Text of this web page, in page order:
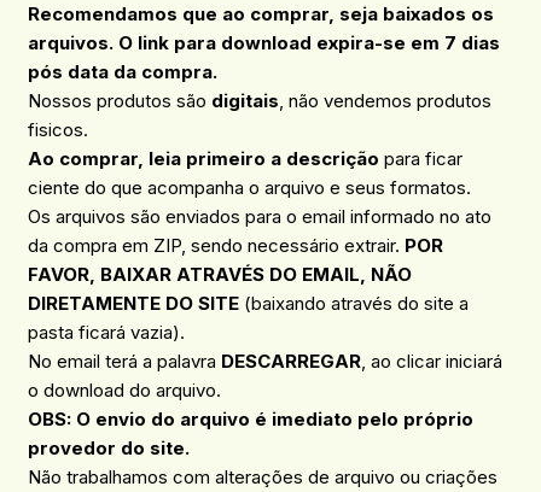
Recomendamos que ao comprar, seja baixados os
arquivos. O link para download expira-se em 7 dias
pós data da compra.
Nossos produtos são digitais, não vendemos produtos
fisicos.
Ao comprar, leia primeiro a descrição para ficar
ciente do que acompanha o arquivo e seus formatos.
Os arquivos são enviados para o email informado no ato
da compra em ZIP, sendo necessário extrair. POR
FAVOR, BAIXAR ATRAVÉS DO EMAIL, NÃO
DIRETAMENTE DO SITE(baixando através do site a
pasta ficará vazia).
No email terá a palavra DESCARREGAR, ao clicar iniciará
o download do arquivo.
OBS: O envio do arquivo é imediato pelo próprio
provedor do site.
Não trabalhamos com alterações de arquivo ou criações